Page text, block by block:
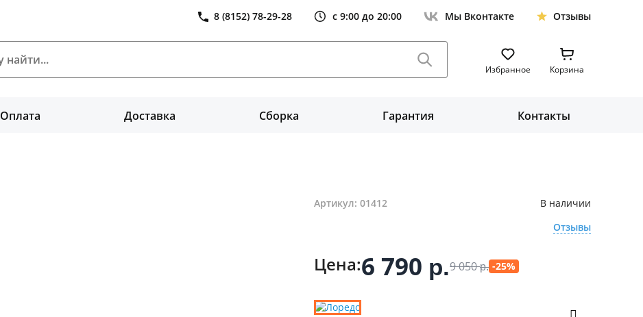
8 (8152) 78-29-28 с 9:00 до 20:00 Мы Вконтакте Отзывы
Избранное Корзина
Оплата Доставка Сборка Гарантия Контакты
Артикул: 01412
В наличии
Отзывы
Цена:6 790 р.9 050р. -25%